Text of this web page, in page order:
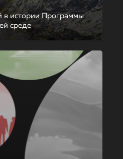
в истории Программы
среде